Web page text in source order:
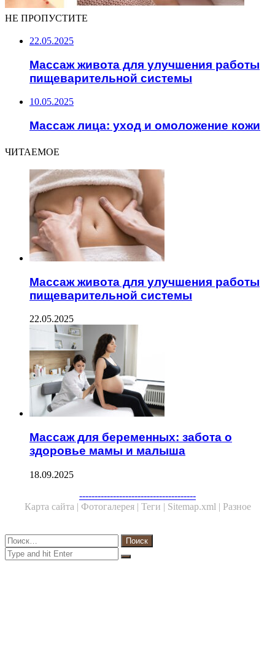
НЕ ПРОПУСТИТЕ
22.05.2025
Массаж живота для улучшения работы
пищеварительной системы
10.05.2025
Массаж лица: уход и омоложение кожи
ЧИТАЕМОЕ
Массаж живота для улучшения работы
пищеварительной системы
22.05.2025
Массаж для беременных: забота о
здоровье мамы и малыша
18.09.2025
--------------------------------------
Карта сайта | Фотогалерея | Теги | Sitemap.xml | Разное
Close
Найти:
Close
Search